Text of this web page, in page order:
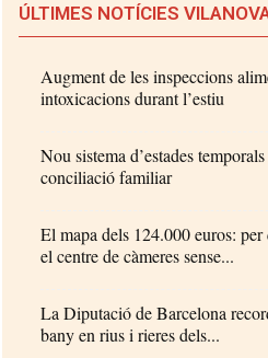
ÚLTIMES NOTÍCIES
Augment de les inspeccions
intoxicacions durant l’estiu
Nou sistema d’estades
conciliació familiar
El mapa dels 124.000 euros:
el centre de càmeres sense...
La Diputació de Barcelona
bany en rius i rieres dels...